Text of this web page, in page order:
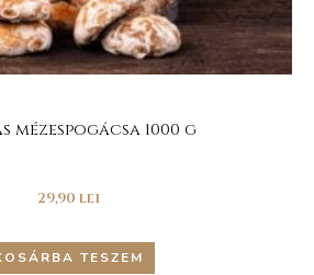
mézespogácsa 1000 g
29,90 lei
TESZEM